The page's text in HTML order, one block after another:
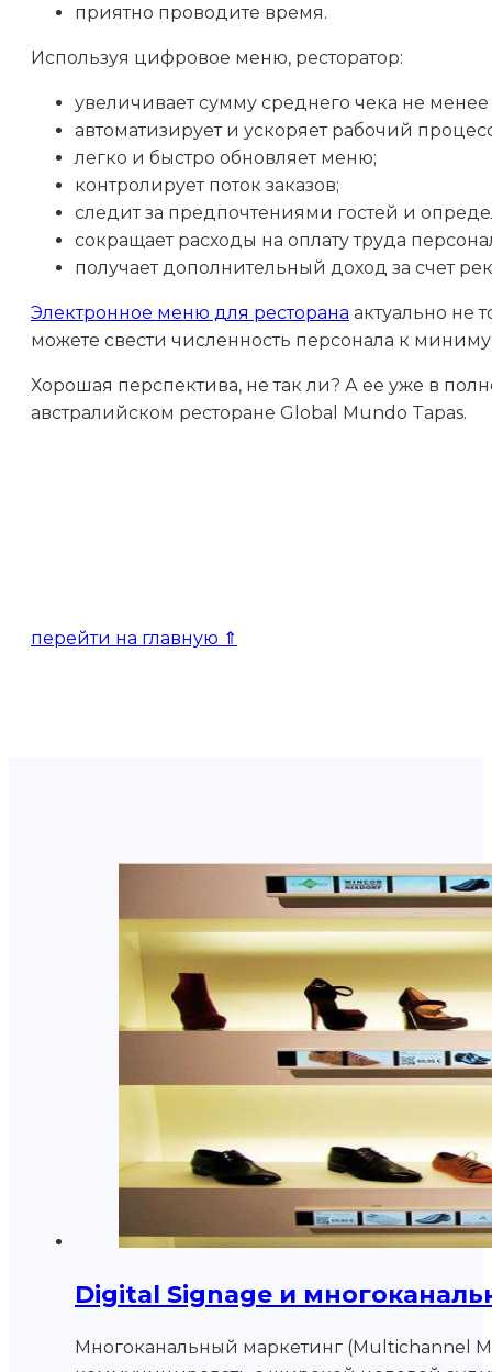
приятно проводите время.
Используя цифровое меню, ресторатор:
увеличивает сумму среднего чека не менее
автоматизирует и ускоряет рабочий
легко и быстро обновляет меню;
контролирует поток заказов;
следит за предпочтениями гостей и
сокращает расходы на оплату труда
получает дополнительный доход за счет
Электронное меню для ресторана актуально не
можете свести численность персонала к
Хорошая перспектива, не так ли? А ее уже в
австралийском ресторане Global Mundo Tapas.
перейти на главную ⇑
Digital Signage и
Многоканальный маркетинг (Multichannel